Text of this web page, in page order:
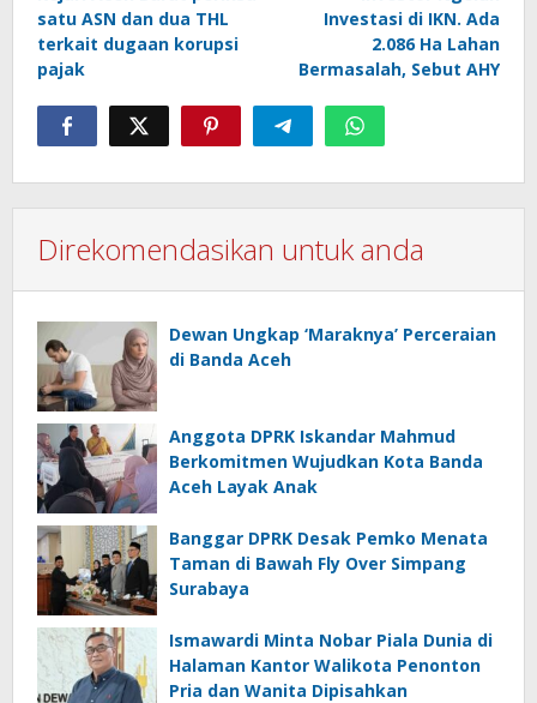
satu ASN dan dua THL
terkait dugaan korupsi
pajak
Investasi di IKN. Ada
2.086 Ha Lahan
Bermasalah, Sebut AHY
Direkomendasikan untuk anda
Dewan Ungkap ‘Maraknya’ Perceraian
di Banda Aceh
Anggota DPRK Iskandar Mahmud
Berkomitmen Wujudkan Kota Banda
Aceh Layak Anak
Banggar DPRK Desak Pemko Menata
Taman di Bawah Fly Over Simpang
Surabaya
Ismawardi Minta Nobar Piala Dunia di
Halaman Kantor Walikota Penonton
Pria dan Wanita Dipisahkan